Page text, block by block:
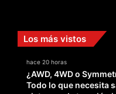
Los más vistos
hace 20 horas
¿AWD, 4WD o
Todo lo que necesita